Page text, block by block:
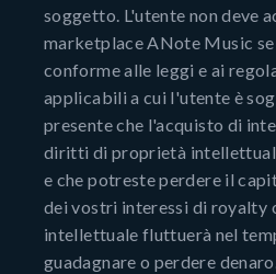
soggetto. L'utente non deve
marketplace ANote Music
conforme alle leggi e ai
applicabili a cui l'utente è
presente che l'acquisto di
diritti di proprietà
e che potreste perdere il
dei vostri interessi di
intellettuale fluttuerà nel
guadagnare o perdere